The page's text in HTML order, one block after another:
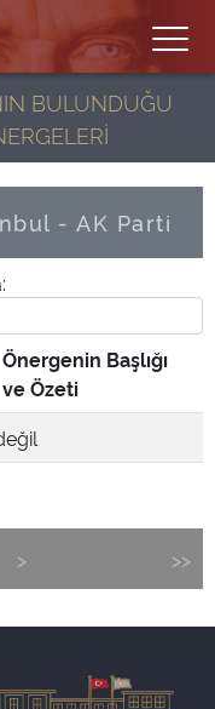
BULUNDUĞU
- AK Parti
Önergenin Başlığı
ve Özeti
> >>